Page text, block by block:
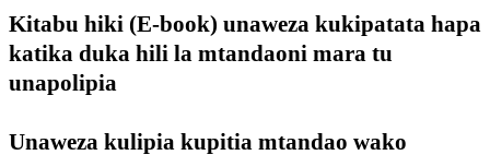
Kitabu hiki (E-book) unaweza kukipatata hapa
katika duka hili la mtandaoni mara tu
unapolipia
Unaweza kulipia kupitia mtandao wako